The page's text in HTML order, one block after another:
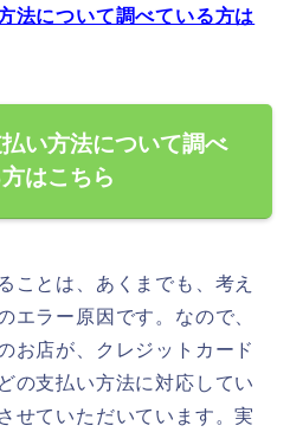
法について調べている方は
い方法について調べ
はこちら
ことは、あくまでも、考え
エラー原因です。なので、
お店が、クレジットカード
の支払い方法に対応してい
せていただいています。実